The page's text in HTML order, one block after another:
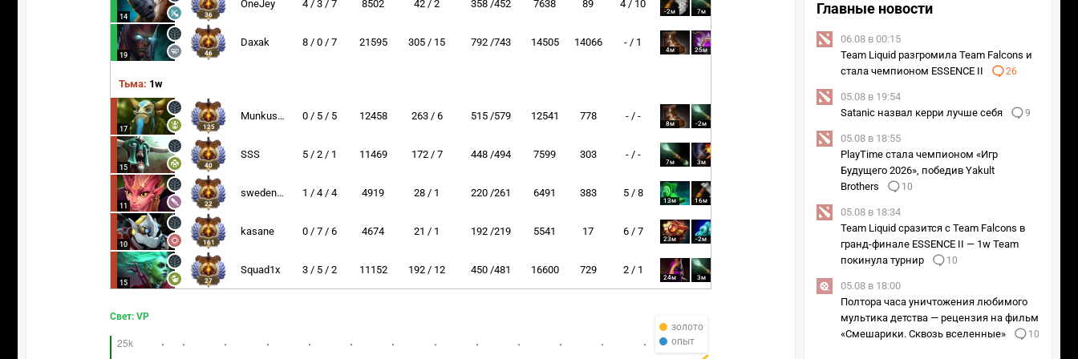
14 36
OneJey 4 / 3 / 7 8502 42 / 2 358 /452 7638 89 4 / 10
-2м 7м
19 46
Daxak 8 / 0 / 7 21595 305 / 15 792 /743 14505 14066 - / 1
4м 25м
+1
Тьма: 1w
17 125
Munkushi~ 0 / 5 / 5 12458 263 / 6 515 /579 12541 778 - / -
8м -2м
+1
15 40
SSS 5 / 2 / 1 11469 172 / 7 448 /494 7599 303 - / -
7м 3м
11 22
swedenstrong 1 / 4 / 4 4919 28 / 1 220 /261 6491 383 5 / 8
13м 16м
10 161
kasane 0 / 7 / 6 4674 21 / 1 192 /219 5541 17 6 / 7
23м -2м
15 27
Squad1x 3 / 5 / 2 11152 192 / 12 450 /481 16600 729 2 / 1
24м 3м 22м
золото
опыт
Свет: VP
Главные новости
06.08 в 00:15
Team Liquid разгромила Team Falcons и
стала чемпионом ESSENCE II
26
05.08 в 19:54
Satanic назвал керри лучше себя
9
05.08 в 18:55
PlayTime стала чемпионом «Игр
Будущего 2026», победив Yakult
Brothers
10
05.08 в 18:34
Team Liquid сразится с Team Falcons в
гранд-финале ESSENCE II — 1w Team
покинула турнир
10
05.08 в 18:00
Полтора часа уничтожения любимого
мультика детства — рецензия на фильм
«Смешарики. Сквозь вселенные»
10